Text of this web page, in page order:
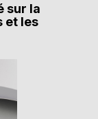
sur la
et les